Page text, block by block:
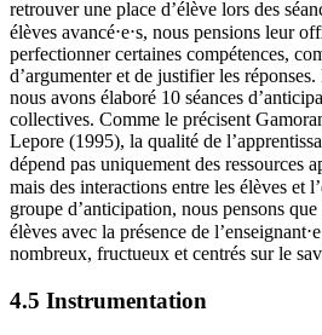
retrouver une place d’élève lors des
élèves avancé⋅e⋅s, nous pensions leur
perfectionner certaines compétences,
d’argumenter et de justifier les
nous avons élaboré 10 séances
collectives. Comme le précisent
Lepore (1995), la qualité de
dépend pas uniquement des ressources
mais des interactions entre les élèves et
groupe d’anticipation, nous pensons
élèves avec la présence de
nombreux, fructueux et centrés sur le
4.5 Instrumentation